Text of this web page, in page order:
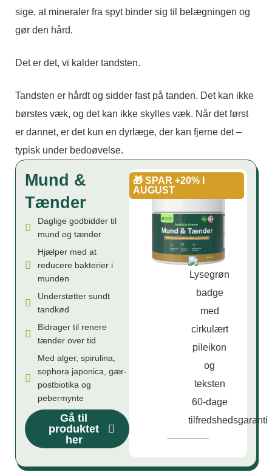
sige, at mineraler fra spyt binder sig til belægningen og
gør den hård.
Det er det, vi kalder tandsten.
Tandsten er hårdt og sidder fast på tanden. Det kan ikke
børstes væk, og det kan ikke skylles væk. Når det først
er dannet, er det kun en dyrlæge, der kan fjerne det –
typisk under bedoøvelse.
Mund &
Tænder
Daglige godbidder til
mund og tænder
Hjælper med at
reducere bakterier i
munden
Understøtter sundt
tandkød
Bidrager til renere
tænder over tid
Med alger, spirulina,
sophora japonica, gær-
postbiotika og
pebermynte
Gå til
produktet
her
🎁 SPAR +20% I
AUGUST